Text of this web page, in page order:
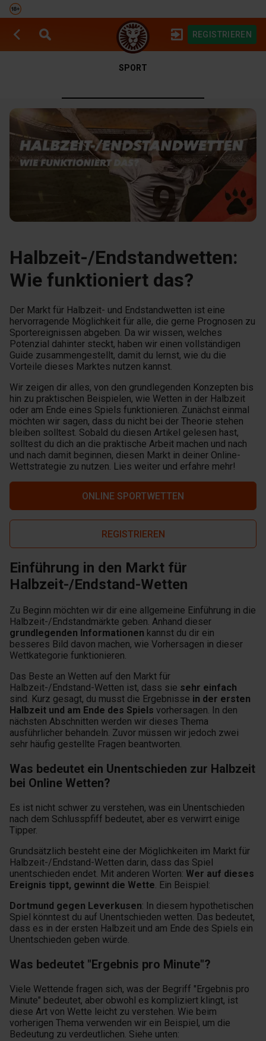
REGISTRIEREN
SPORT
Halbzeit-/Endstandwetten:
Wie funktioniert das?
Der Markt für Halbzeit- und Endstandwetten ist eine
hervorragende Möglichkeit für alle, die gerne Prognosen zu
Sportereignissen abgeben. Da wir wissen, welches
Potenzial dahinter steckt, haben wir einen vollständigen
Guide zusammengestellt, damit du lernst, wie du die
Vorteile dieses Marktes nutzen kannst.
Wir zeigen dir alles, von den grundlegenden Konzepten bis
hin zu praktischen Beispielen, wie Wetten in der Halbzeit
oder am Ende eines Spiels funktionieren. Zunächst einmal
möchten wir sagen, dass du nicht bei der Theorie stehen
bleiben solltest. Sobald du diesen Artikel gelesen hast,
solltest du dich an die praktische Arbeit machen und nach
und nach damit beginnen, diesen Markt in deiner Online-
Wettstrategie zu nutzen. Lies weiter und erfahre mehr!
ONLINE SPORTWETTEN
REGISTRIEREN
Einführung in den Markt für
Halbzeit-/Endstand-Wetten
Zu Beginn möchten wir dir eine allgemeine Einführung in die
Halbzeit-/Endstandmärkte geben. Anhand dieser
grundlegenden Informationen kannst du dir ein
besseres Bild davon machen, wie Vorhersagen in dieser
Wettkategorie funktionieren.
Das Beste an Wetten auf den Markt für
Halbzeit-/Endstand-Wetten ist, dass sie sehr einfach
sind. Kurz gesagt, du musst die Ergebnisse in der ersten
Halbzeit und am Ende des Spiels vorhersagen. In den
nächsten Abschnitten werden wir dieses Thema
ausführlicher behandeln. Zuvor müssen wir jedoch zwei
sehr häufig gestellte Fragen beantworten.
Was bedeutet ein Unentschieden zur Halbzeit
bei Online Wetten?
Es ist nicht schwer zu verstehen, was ein Unentschieden
nach dem Schlusspfiff bedeutet, aber es verwirrt einige
Tipper.
Grundsätzlich besteht eine der Möglichkeiten im Markt für
Halbzeit-/Endstand-Wetten darin, dass das Spiel
unentschieden endet. Mit anderen Worten: Wer auf dieses
Ereignis tippt, gewinnt die Wette. Ein Beispiel:
Dortmund gegen Leverkusen: In diesem hypothetischen
Spiel könntest du auf Unentschieden wetten. Das bedeutet,
dass es in der ersten Halbzeit und am Ende des Spiels ein
Unentschieden geben würde.
Was bedeutet "Ergebnis pro Minute"?
Viele Wettende fragen sich, was der Begriff "Ergebnis pro
Minute" bedeutet, aber obwohl es kompliziert klingt, ist
diese Art von Wette leicht zu verstehen. Wie beim
vorherigen Thema verwenden wir ein Beispiel, um die
Bedeutung zu verdeutlichen. Siehe unten: